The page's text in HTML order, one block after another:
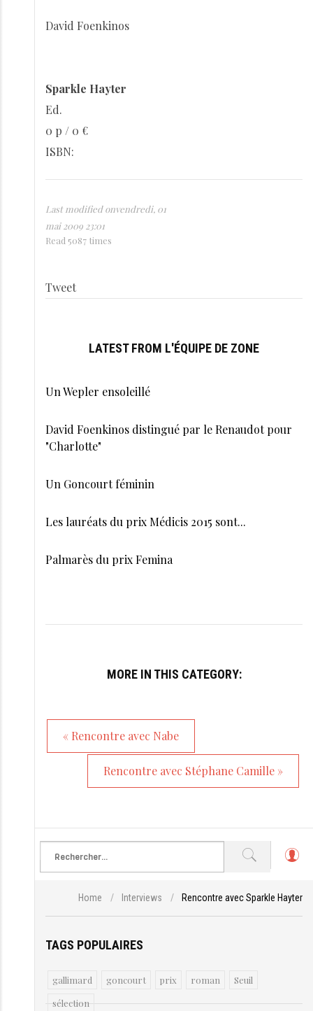
David Foenkinos
Sparkle Hayter
Ed.
0 p / 0 €
ISBN:
Last modified onvendredi, 01
mai 2009 23:01
Read 5087 times
Tweet
LATEST FROM L'ÉQUIPE DE ZONE
Un Wepler ensoleillé
David Foenkinos distingué par le Renaudot pour
"Charlotte"
Un Goncourt féminin
Les lauréats du prix Médicis 2015 sont...
Palmarès du prix Femina
MORE IN THIS CATEGORY:
« Rencontre avec Nabe
Rencontre avec Stéphane Camille »
g
in
Home / Interviews / Rencontre avec Sparkle Hayter
TAGS POPULAIRES
gallimard goncourt prix roman
Seuil
sélection